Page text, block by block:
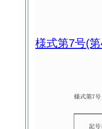
様式第7号(